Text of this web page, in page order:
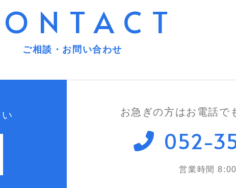
ご相談・お問い合わせ
お急ぎの方はお電話で
052-
営業時間